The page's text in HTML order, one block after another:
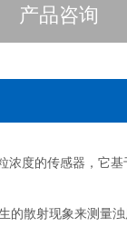
产品咨询
度的传感器，它基
的散射现象来测量